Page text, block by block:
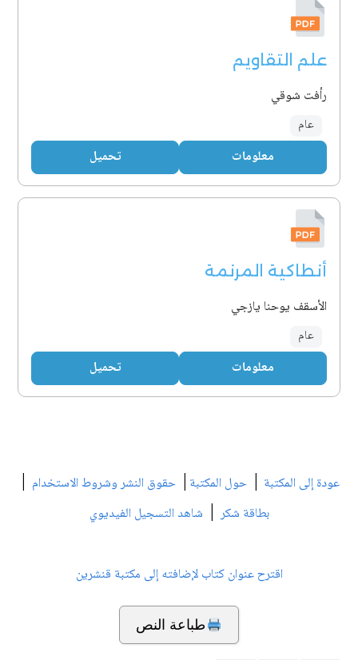
علم التقاويم
رأفت شوقي
عام
معلومات تحميل
أنطاكية المرنمة
الأسقف يوحنا يازجي
عام
معلومات تحميل
عودة إلى المكتبة | حول المكتبة | حقوق النشر وشروط الاستخدام |
بطاقة شكر| شاهد التسجيل الفيديوي
اقترح عنوان كتاب لإضافته إلى مكتبة قنشرين
طباعة النص